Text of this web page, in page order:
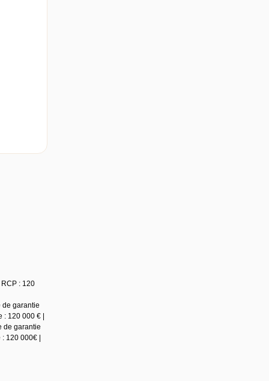
: 120
de garantie
: 120 000 € |
de garantie
120 000€ |